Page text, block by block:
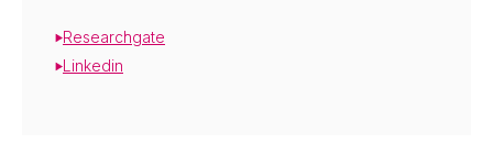
Researchgate
Linkedin